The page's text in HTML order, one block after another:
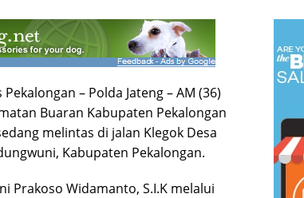
Pekalongan – Polda Jateng – AM (36)
Buaran Kabupaten Pekalongan
melintas di jalan Klegok Desa
Kabupaten Pekalongan.
Prakoso Widamanto, S.I.K melalui